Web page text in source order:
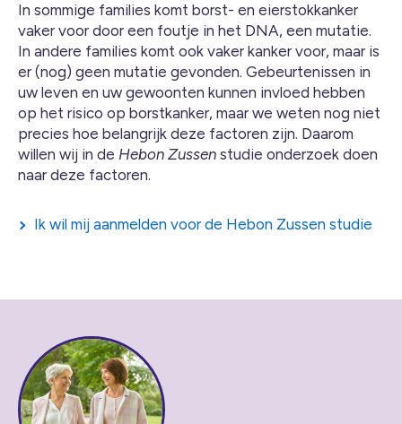
In sommige families komt borst- en eierstokkanker
vaker voor door een foutje in het DNA, een mutatie.
In andere families komt ook vaker kanker voor, maar is
er (nog) geen mutatie gevonden. Gebeurtenissen in
uw leven en uw gewoonten kunnen invloed hebben
op het risico op borstkanker, maar we weten nog niet
precies hoe belangrijk deze factoren zijn. Daarom
willen wij in de Hebon Zussen studie onderzoek doen
naar deze factoren.
Ik wil mij aanmelden voor de Hebon Zussen studie